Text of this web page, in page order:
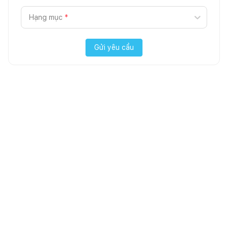
Hạng mục *
Gửi yêu cầu